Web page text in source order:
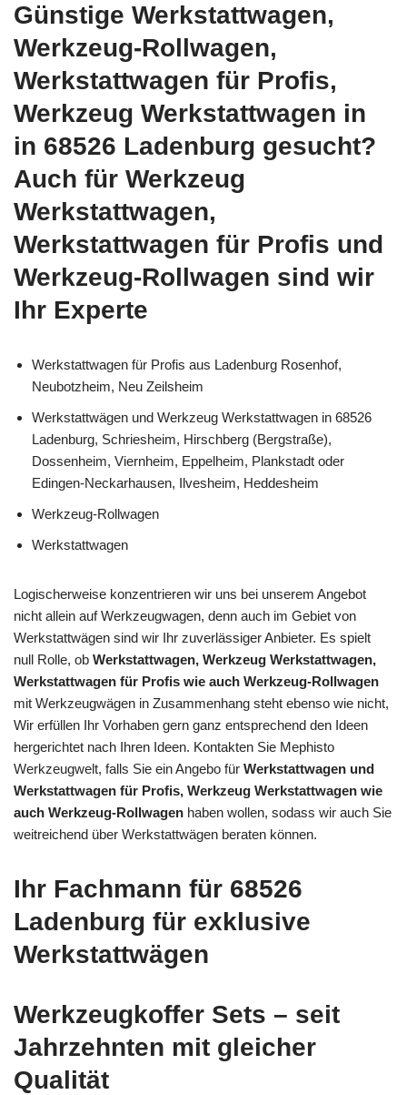
Günstige Werkstattwagen,
Werkzeug-Rollwagen,
Werkstattwagen für Profis,
Werkzeug Werkstattwagen in
in 68526 Ladenburg gesucht?
Auch für Werkzeug
Werkstattwagen,
Werkstattwagen für Profis und
Werkzeug-Rollwagen sind wir
Ihr Experte
Werkstattwagen für Profis aus Ladenburg Rosenhof,
Neubotzheim, Neu Zeilsheim
Werkstattwägen und Werkzeug Werkstattwagen in 68526
Ladenburg, Schriesheim, Hirschberg (Bergstraße),
Dossenheim, Viernheim, Eppelheim, Plankstadt oder
Edingen-Neckarhausen, Ilvesheim, Heddesheim
Werkzeug-Rollwagen
Werkstattwagen
Logischerweise konzentrieren wir uns bei unserem Angebot
nicht allein auf Werkzeugwagen, denn auch im Gebiet von
Werkstattwägen sind wir Ihr zuverlässiger Anbieter. Es spielt
null Rolle, ob Werkstattwagen, Werkzeug Werkstattwagen,
Werkstattwagen für Profis wie auch Werkzeug-Rollwagen
mit Werkzeugwägen in Zusammenhang steht ebenso wie nicht,
Wir erfüllen Ihr Vorhaben gern ganz entsprechend den Ideen
hergerichtet nach Ihren Ideen. Kontakten Sie Mephisto
Werkzeugwelt, falls Sie ein Angebo für Werkstattwagen und
Werkstattwagen für Profis, Werkzeug Werkstattwagen wie
auch Werkzeug-Rollwagen haben wollen, sodass wir auch Sie
weitreichend über Werkstattwägen beraten können.
Ihr Fachmann für 68526
Ladenburg für exklusive
Werkstattwägen
Werkzeugkoffer Sets – seit
Jahrzehnten mit gleicher
Qualität